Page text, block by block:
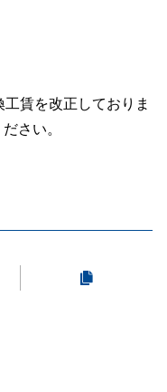
賃を改正しておりま
さい。